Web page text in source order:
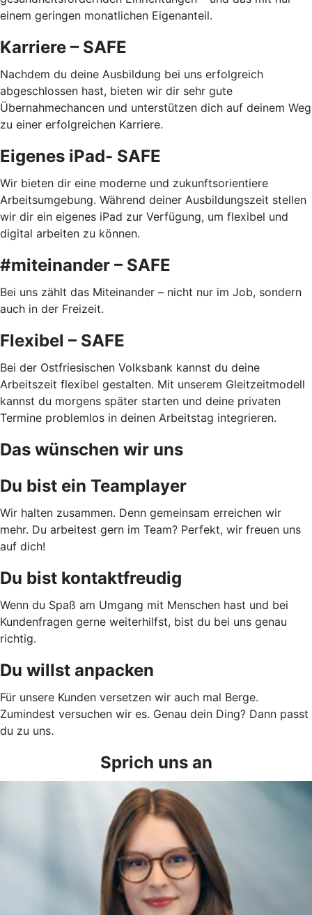
einem geringen monatlichen Eigenanteil.
Karriere – SAFE
Nachdem du deine Ausbildung bei uns erfolgreich
abgeschlossen hast, bieten wir dir sehr gute
Übernahmechancen und unterstützen dich auf deinem Weg
zu einer erfolgreichen Karriere.
Eigenes iPad- SAFE
Wir bieten dir eine moderne und zukunftsorientiere
Arbeitsumgebung. Während deiner Ausbildungszeit stellen
wir dir ein eigenes iPad zur Verfügung, um flexibel und
digital arbeiten zu können.
#miteinander – SAFE
Bei uns zählt das Miteinander – nicht nur im Job, sondern
auch in der Freizeit.
Flexibel – SAFE
Bei der Ostfriesischen Volksbank kannst du deine
Arbeitszeit flexibel gestalten. Mit unserem Gleitzeitmodell
kannst du morgens später starten und deine privaten
Termine problemlos in deinen Arbeitstag integrieren.
Das wünschen wir uns
Du bist ein Teamplayer
Wir halten zusammen. Denn gemeinsam erreichen wir
mehr. Du arbeitest gern im Team? Perfekt, wir freuen uns
auf dich!
Du bist kontaktfreudig
Wenn du Spaß am Umgang mit Menschen hast und bei
Kundenfragen gerne weiterhilfst, bist du bei uns genau
richtig.
Du willst anpacken
Für unsere Kunden versetzen wir auch mal Berge.
Zumindest versuchen wir es. Genau dein Ding? Dann passt
du zu uns.
Sprich uns an